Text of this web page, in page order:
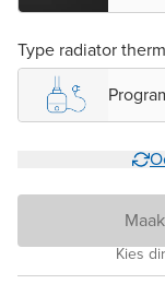
Type radiator
Kies